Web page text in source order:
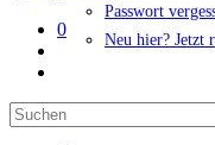
Passwort
Neu hier? Jetzt
0